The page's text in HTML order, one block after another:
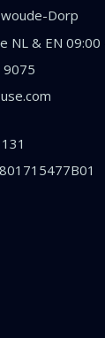
Dorp
NL & EN 09:00
9075